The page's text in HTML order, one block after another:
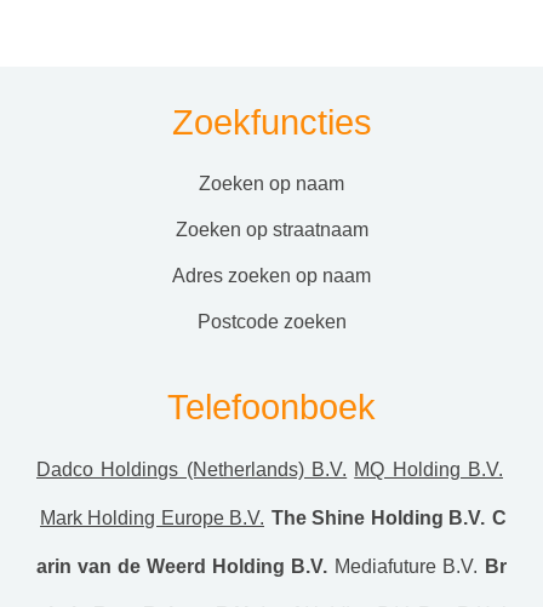
Zoekfuncties
zoeken op naam
zoeken op straatnaam
adres zoeken op naam
postcode zoeken
Telefoonboek
Dadco Holdings (Netherlands) B.V. MQ Holding B.V.
Mark Holding Europe B.V. The Shine Holding B.V. C
arin van de Weerd Holding B.V. Mediafuture B.V. Br